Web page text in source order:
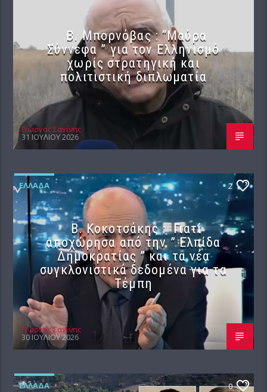
B. Μπορνόβας : “Μαύρα
Σύννεφα ” για τον Ελληνισμό
χωρίς στρατηγική και
πολιτιστική διπλωματία
Γιώργος Σαχίνης
31 ΙΟΥΛΊΟΥ 2026
ΕΛΛΆΔΑ 2
Β. Κοκοτσάκης : Γιατί
αποχώρησα από την ” Ελπίδα
Δημοκρατίας ” και τα νέα
συγκλονιστικά δεδομένα για τα
Τέμπη
Γιώργος Σαχίνης
30 ΙΟΥΛΊΟΥ 2026
ΕΛΛΆΔΑ 0